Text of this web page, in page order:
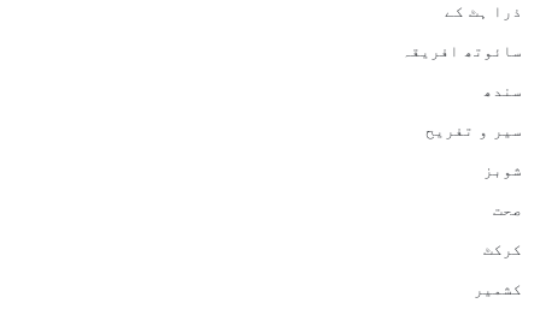
ذرا ہٹ کے
سائوتھ افریقہ
سندھ
سیر و تفریح
شوبز
صحت
کرکٹ
کشمیر